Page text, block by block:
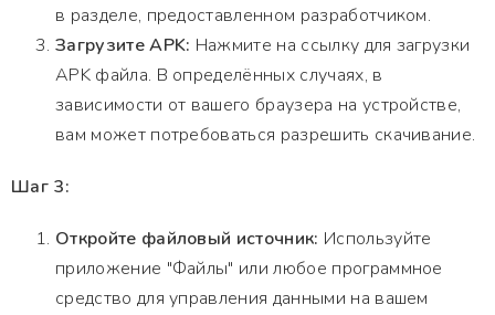
в разделе, предоставленном разработчиком.
Загрузите APK: Нажмите на ссылку для загрузки
APK файла. В определённых случаях, в
зависимости от вашего браузера на устройстве,
вам может потребоваться разрешить скачивание.
Шаг 3:
Откройте файловый источник: Используйте
приложение "Файлы" или любое программное
средство для управления данными на вашем